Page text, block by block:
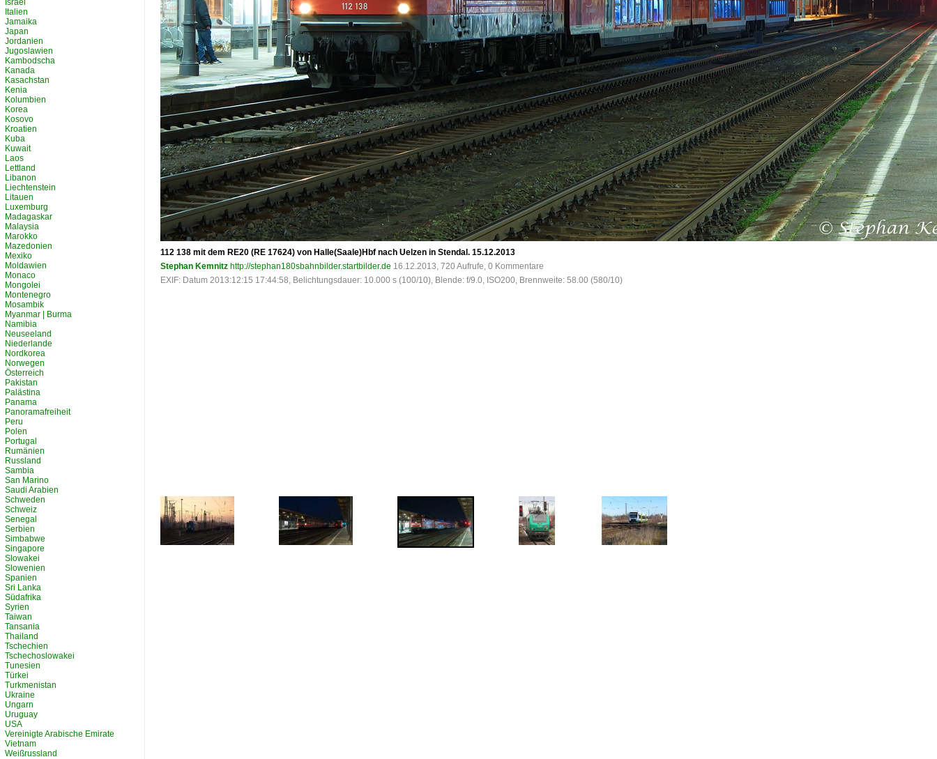
112 138 mit dem RE20 (RE 17624) von Halle(Saale)Hbf nach Uelzen in Stendal. 15.12.2013
Stephan Kemnitz http://stephan180sbahnbilder.startbilder.de 16.12.2013, 720 Aufrufe, 0 Kommentare
EXIF: Datum 2013:12:15 17:44:58, Belichtungsdauer: 10.000 s (100/10), Blende: f/9.0, ISO200, Brennweite: 58.00 (580/10)
Israel
Italien
Jamaika
Japan
Jordanien
Jugoslawien
Kambodscha
Kanada
Kasachstan
Kenia
Kolumbien
Korea
Kosovo
Kroatien
Kuba
Kuwait
Laos
Lettland
Libanon
Liechtenstein
Litauen
Luxemburg
Madagaskar
Malaysia
Marokko
Mazedonien
Mexiko
Moldawien
Monaco
Mongolei
Montenegro
Mosambik
Myanmar | Burma
Namibia
Neuseeland
Niederlande
Nordkorea
Norwegen
Österreich
Pakistan
Palästina
Panama
Panoramafreiheit
Peru
Polen
Portugal
Rumänien
Russland
Sambia
San Marino
Saudi Arabien
Schweden
Schweiz
Senegal
Serbien
Simbabwe
Singapore
Slowakei
Slowenien
Spanien
Sri Lanka
Südafrika
Syrien
Taiwan
Tansania
Thailand
Tschechien
Tschechoslowakei
Tunesien
Türkei
Turkmenistan
Ukraine
Ungarn
Uruguay
USA
Vereinigte Arabische Emirate
Vietnam
Weißrussland